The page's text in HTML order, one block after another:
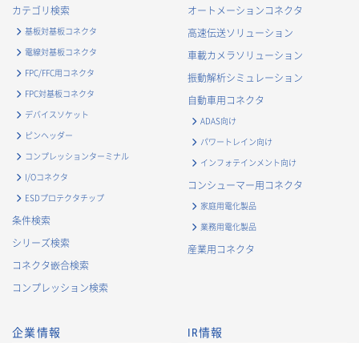
カテゴリ検索
基板対基板コネクタ
電線対基板コネクタ
FPC/FFC用コネクタ
FPC対基板コネクタ
デバイスソケット
ピンヘッダー
コンプレッションターミナル
I/Oコネクタ
ESDプロテクタチップ
条件検索
シリーズ検索
コネクタ嵌合検索
コンプレッション検索
オートメーションコネクタ
高速伝送ソリューション
車載カメラソリューション
振動解析シミュレーション
自動車用コネクタ
ADAS向け
パワートレイン向け
インフォテインメント向け
コンシューマー用コネクタ
家庭用電化製品
業務用電化製品
産業用コネクタ
企業情報 IR情報